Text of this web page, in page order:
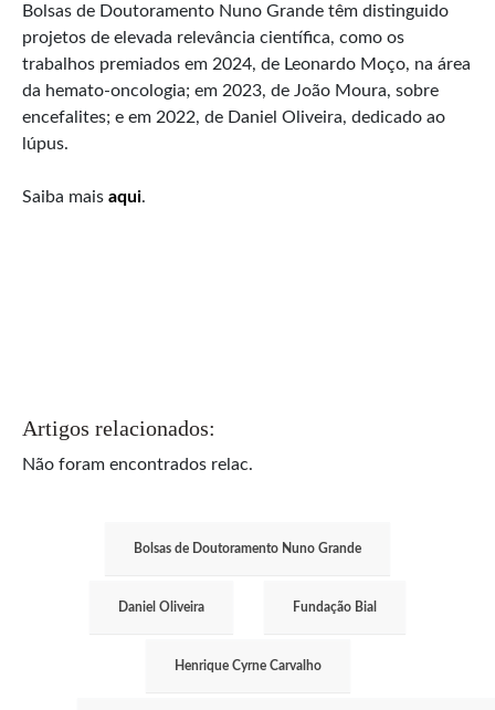
Bolsas de Doutoramento Nuno Grande têm distinguido
projetos de elevada relevância científica, como os
trabalhos premiados em 2024, de Leonardo Moço, na área
da hemato-oncologia; em 2023, de João Moura, sobre
encefalites; e em 2022, de Daniel Oliveira, dedicado ao
lúpus.
Saiba mais aqui.
Artigos relacionados:
Não foram encontrados relac.
Bolsas de Doutoramento Nuno Grande
Daniel Oliveira Fundação Bial
Henrique Cyrne Carvalho